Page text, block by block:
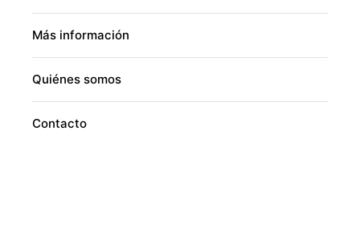
Más información
Quiénes somos
Contacto